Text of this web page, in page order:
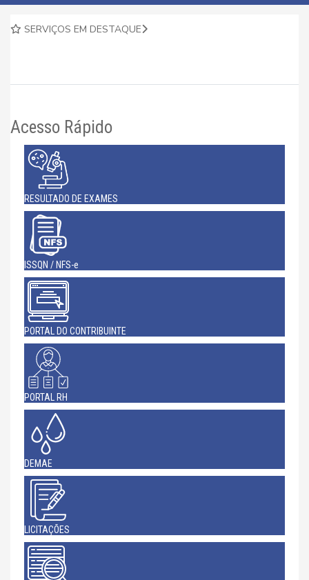
SERVIÇOS EM DESTAQUE
Acesso Rápido
RESULTADO DE EXAMES
ISSQN / NFS-e
PORTAL DO CONTRIBUINTE
PORTAL RH
DEMAE
LICITAÇÕES